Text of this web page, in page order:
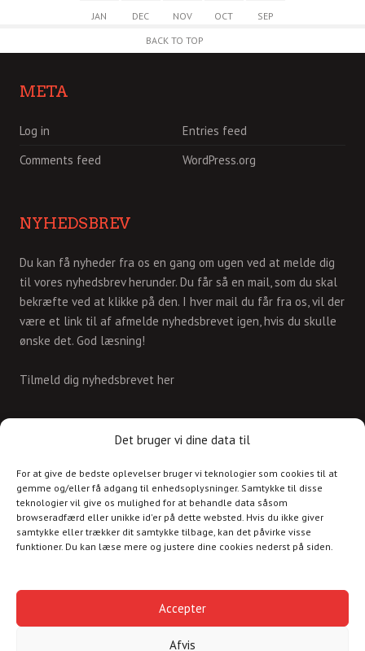
Det bruger vi dine data til
For at give de bedste oplevelser bruger vi teknologier som cookies til at
gemme og/eller få adgang til enhedsoplysninger. Samtykke til disse
teknologier vil give os mulighed for at behandle data såsom
browseradfærd eller unikke id'er på dette websted. Hvis du ikke giver
samtykke eller trækker dit samtykke tilbage, kan det påvirke visse
funktioner. Du kan læse mere og justere dine cookies nederst på siden.
Accepter
Afvis
JAN DEC NOV OCT
SEP
BACK TO TOP
META
Log in
Entries feed
Comments feed
WordPress.org
NYHEDSBREV
Du kan få nyheder fra os en gang om ugen ved at melde dig
til vores nyhedsbrev herunder. Du får så en mail, som du skal
bekræfte ved at klikke på den. I hver mail du får fra os, vil der
være et link til af afmelde nyhedsbrevet igen, hvis du skulle
ønske det. God læsning!
Tilmeld dig nyhedsbrevet her
Skriv til os på
info@christianshavnskvarter.dk
Christiania
Kultur